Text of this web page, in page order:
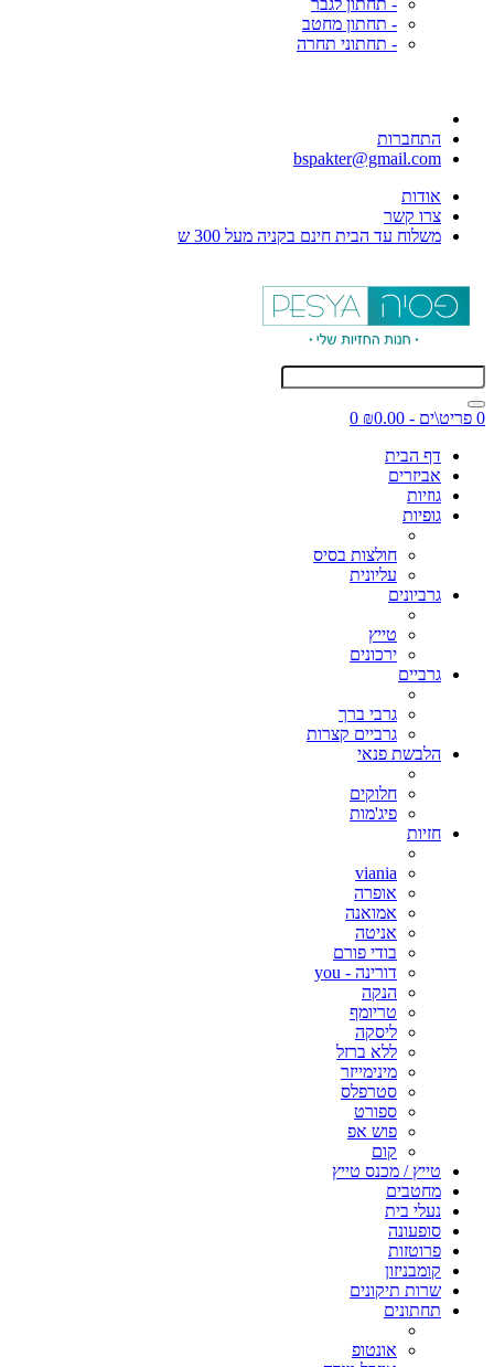
- תחתון לגבר
- תחתון מחטב
- תחתוני תחרה
התחברות
bspakter@gmail.com
אודות
צרו קשר
משלוח עד הבית חינם בקניה מעל 300 ש
0 פריט\ים - ₪0.00
0
דף הבית
אביזרים
גוזיות
גופיות
חולצות בסיס
עליונית
גרביונים
טייץ
ירכונים
גרביים
גרבי ברך
גרביים קצרות
הלבשת פנאי
חלוקים
פיג'מות
חזיות
viania
אופרה
אמואנה
אניטה
בודי פורם
דורינה - you
הנקה
טריומף
ליסקה
ללא ברזל
מינימייזר
סטרפלס
ספורט
פוש אפ
קום
טייץ / מכנס טייץ
מחטבים
נעלי בית
סופעונה
פרוטזות
קומבניזון
שרות תיקונים
תחתונים
אונטופ